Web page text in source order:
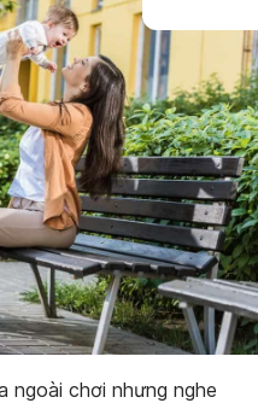
ngoài chơi nhưng nghe